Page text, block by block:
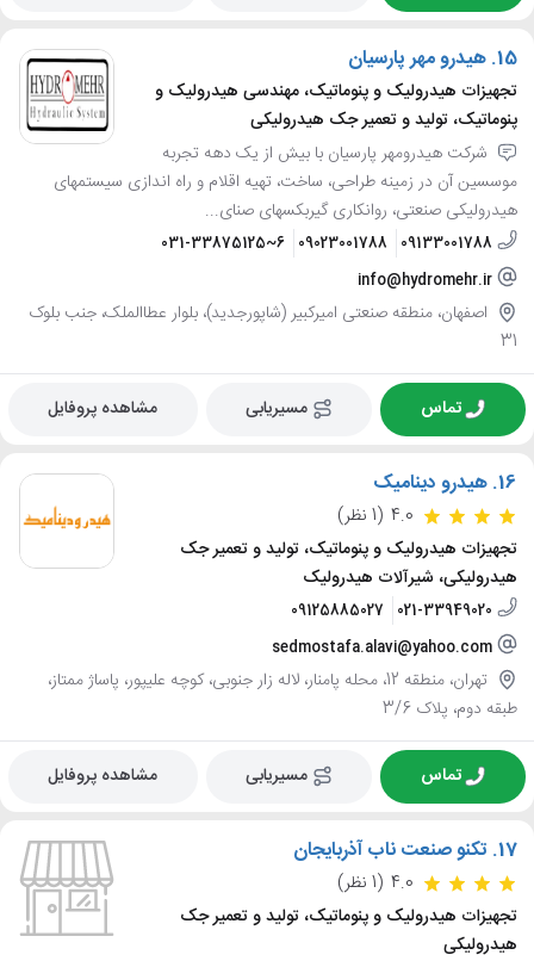
15. هیدرو مهر پارسیان
تجهیزات هیدرولیک و پنوماتیک، مهندسی هیدرولیک و
پنوماتیک، تولید و تعمیر جک هیدرولیکی
شرکت هیدرومهر پارسیان با بیش از یک دهه تجربه
موسسین آن در زمینه طراحی، ساخت، تهیه اقلام و راه اندازی سیستمهای
هیدرولیکی صنعتی، روانکاری گیربکسهای صنای...
09133001788
09023001788
031-33875125~6
info@hydromehr.ir
اصفهان، منطقه صنعتی امیرکبیر (شاپورجدید)، بلوار عطاالملک، جنب بلوک
31
تماس مسیریابی مشاهده پروفایل
16. هیدرو دینامیک
4.0 (1 نظر)
تجهیزات هیدرولیک و پنوماتیک، تولید و تعمیر جک
هیدرولیکی، شیرآلات هیدرولیک
021-33949020
09125885027
sedmostafa.alavi@yahoo.com
تهران، منطقه 12، محله پامنار، لاله زار جنوبی، کوچه علیپور، پاساژ ممتاز،
طبقه دوم، پلاک 3/6
تماس مسیریابی مشاهده پروفایل
17. تکنو صنعت ناب آذربایجان
4.0 (1 نظر)
تجهیزات هیدرولیک و پنوماتیک، تولید و تعمیر جک
هیدرولیکی